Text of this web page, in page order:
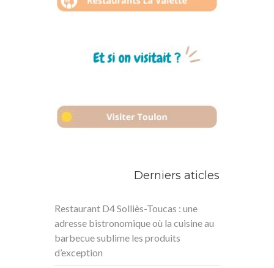
Derniers aticles
Restaurant D4 Solliès-Toucas : une
adresse bistronomique où la cuisine au
barbecue sublime les produits
d’exception